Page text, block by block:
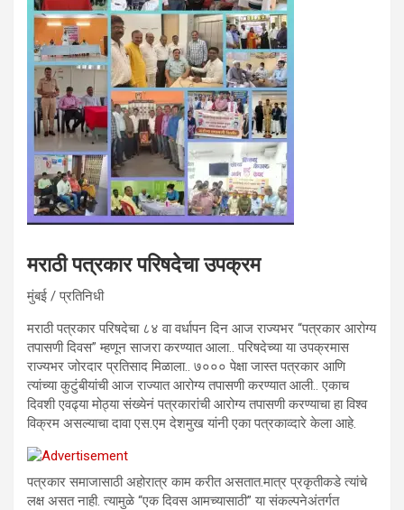
मराठी पत्रकार परिषदेचा उपक्रम
मुंबई / प्रतिनिधी
मराठी पत्रकार परिषदेचा ८४ वा वर्धापन दिन आज राज्यभर “पत्रकार आरोग्य
तपासणी दिवस” म्हणून साजरा करण्यात आला.. परिषदेच्या या उपक्रमास
राज्यभर जोरदार प्रतिसाद मिळाला.. ७००० पेक्षा जास्त पत्रकार आणि
त्यांच्या कुटुंबीयांची आज राज्यात आरोग्य तपासणी करण्यात आली.. एकाच
दिवशी एवढ्या मोठ्या संख्येनं पत्रकारांची आरोग्य तपासणी करण्याचा हा विश्व
विक्रम असल्याचा दावा एस.एम देशमुख यांनी एका पत्रकाव्दारे केला आहे.
पत्रकार समाजासाठी अहोरात्र काम करीत असतात.मात्र प्रकृतीकडे त्यांचे
लक्ष असत नाही. त्यामुळे “एक दिवस आमच्यासाठी” या संकल्पनेअंतर्गत